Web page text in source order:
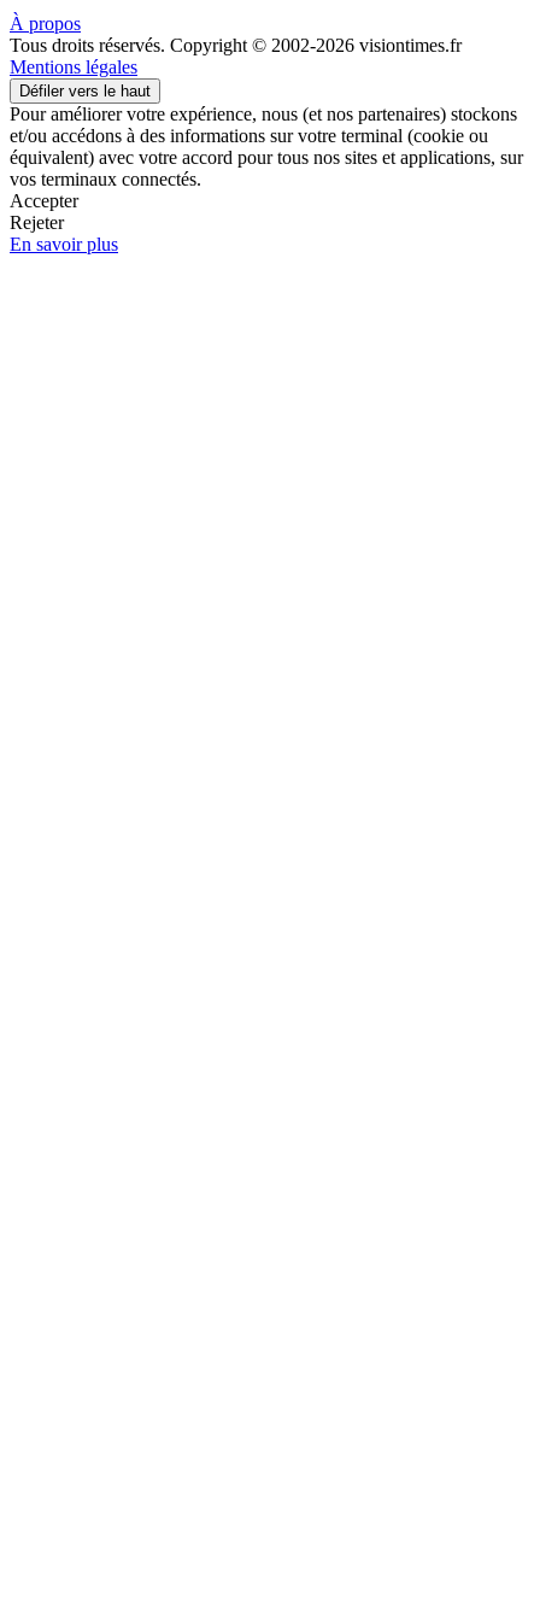
À propos
Tous droits réservés. Copyright © 2002-2026 visiontimes.fr
Mentions légales
Défiler vers le haut
Pour améliorer votre expérience, nous (et nos partenaires) stockons
et/ou accédons à des informations sur votre terminal (cookie ou
équivalent) avec votre accord pour tous nos sites et applications, sur
vos terminaux connectés.
Accepter
Rejeter
En savoir plus